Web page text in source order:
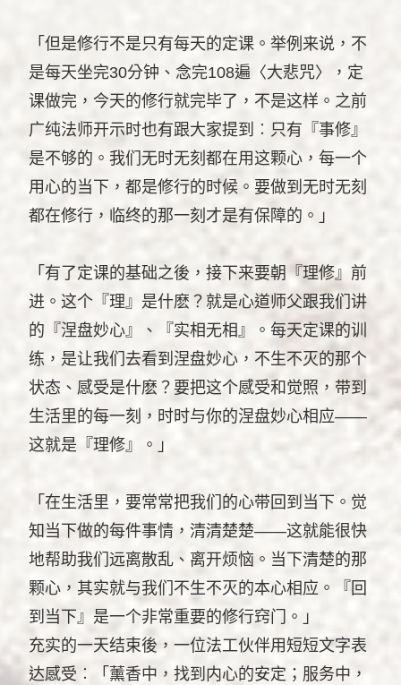
「但是修行不是只有每天的定课。举例来说，不
是每天坐完30分钟、念完108遍〈大悲咒〉，定
课做完，今天的修行就完毕了，不是这样。之前
广纯法师开示时也有跟大家提到︰只有『事修』
是不够的。我们无时无刻都在用这颗心，每一个
用心的当下，都是修行的时候。要做到无时无刻
都在修行，临终的那一刻才是有保障的。」
「有了定课的基础之後，接下来要朝『理修』前
进。这个『理』是什麽？就是心道师父跟我们讲
的『涅盘妙心』、『实相无相』。每天定课的训
练，是让我们去看到涅盘妙心，不生不灭的那个
状态、感受是什麽？要把这个感受和觉照，带到
生活里的每一刻，时时与你的涅盘妙心相应——
这就是『理修』。」
「在生活里，要常常把我们的心带回到当下。觉
知当下做的每件事情，清清楚楚——这就能很快
地帮助我们远离散乱、离开烦恼。当下清楚的那
颗心，其实就与我们不生不灭的本心相应。『回
到当下』是一个非常重要的修行窍门。」
充实的一天结束後，一位法工伙伴用短短文字表
达感受︰「薰香中，找到内心的安定；服务中，